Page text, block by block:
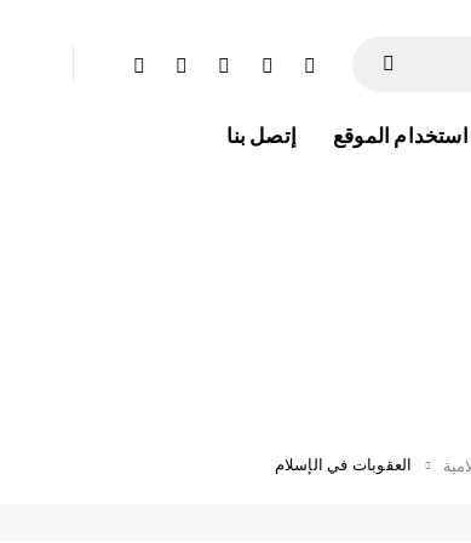
الموقع إتصل بنا
العقوبات في الإسلام